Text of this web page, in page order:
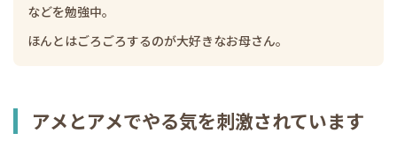
などを勉強中。
ほんとはごろごろするのが大好きなお母さん。
アメとアメでやる気を刺激されています